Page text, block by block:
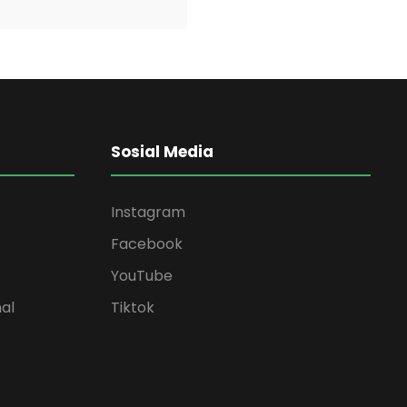
Sosial Media
Instagram
Facebook
YouTube
Tiktok